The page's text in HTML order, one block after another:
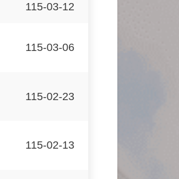
115-03-12
115-03-06
115-02-23
115-02-13